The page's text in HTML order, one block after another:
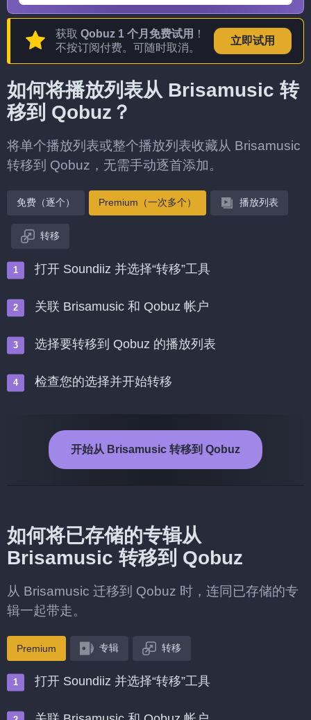
获取 Qobuz 1 个月免费试用 ！
不按订阅付费。可随时取消。
立即试用
如何将播放列表从 Brisamusic 转
移到 Qobuz？
将单个播放列表或整个播放列表收藏从 Brisamusic
转移到 Qobuz，无需手动逐首添加。
免费（逐个） Premium（一次多个） 播放列表
转移
打开 Soundiiz 并选择“转移”工具
关联 Brisamusic 和 Qobuz 帐户
选择要转移到 Qobuz 的播放列表
检查您的选择并开始转移
开始从 Brisamusic 转移到 Qobuz
如何将已存储的专辑从
Brisamusic 转移到 Qobuz
从 Brisamusic 迁移到 Qobuz 时，连同已存储的专
辑一起带走。
Premium 专辑 转移
打开 Soundiiz 并选择“转移”工具